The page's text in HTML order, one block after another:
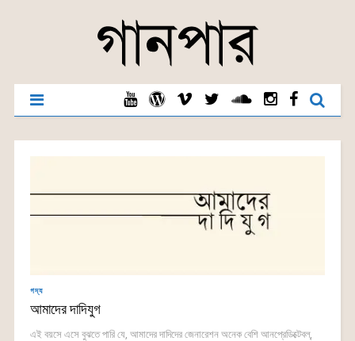
গদ্য
আমাদের দাদিযুগ
এই বয়সে এসে বুঝতে পারি যে, আমাদের দাদিদের জেনারেশন অনেক বেশি আনপ্রেডিক্টেবল্,